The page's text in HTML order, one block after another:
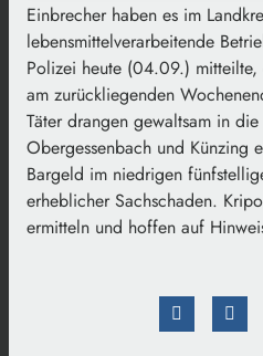
Einbrecher haben es im
lebensmittelverarbeitende
Polizei heute (04.09.)
am zurückliegenden
Täter drangen gewaltsam in
Obergessenbach und Künzing
Bargeld im niedrigen
erheblicher Sachschaden.
ermitteln und hoffen auf